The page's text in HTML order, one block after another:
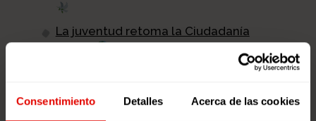
Consentimiento Detalles Acerca de las cookies
La juventud retoma la Ciudadanía
Global
22/23